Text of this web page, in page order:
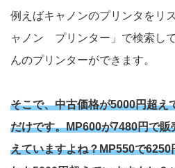
例えばキャノンのプリンタをリ
ャノン プリンター」で検索し
んのプリンターができます。
そこで、中古価格が5000円超え
だけです。MP600が7480円で
えていますよね？MP550で